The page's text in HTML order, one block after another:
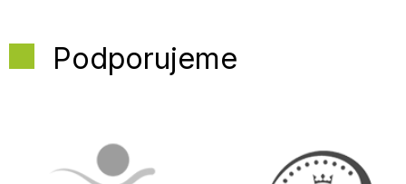
Podporujeme